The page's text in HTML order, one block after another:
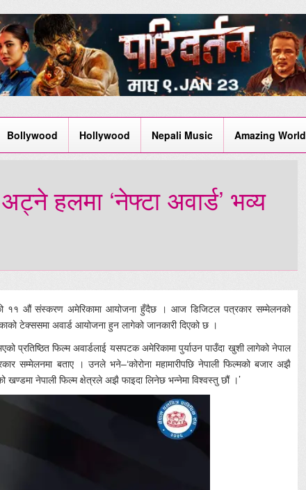
Bollywood Hollywood Nepali Music Amazing World
हलमा ‘नेफ्टा अवार्ड’ भव्य
११ औं संस्करण अमेरिकामा आयोजना हुँदैछ । आज डिजिटल पत्रकार सम्मेलनको
टेक्ससमा अवार्ड आयोजना हुन लागेको जानकारी दिएको छ ।
फिल्म अवार्डलाई यसपटक अमेरिकामा पुर्याउन पाउँदा खुशी लागेको नेपाल
सम्मेलनमा बताए । उनले भने–‘कोरोना महामारीपछि नेपाली फिल्मको बजार अझै
नेपाली फिल्म क्षेत्रले अझै फाइदा लिनेछ भन्नेमा विश्वस्तु छौं ।’